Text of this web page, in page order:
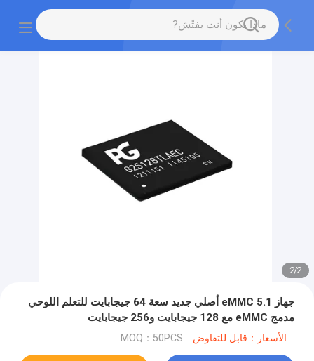
2
/
2
جهاز eMMC 5.1 أصلي جديد سعة 64 جيجابايت للتعلم اللوحي
مدمج eMMC مع 128 جيجابايت و256 جيجابايت
الأسعار：قابل للتفاوض MOQ：50PCS